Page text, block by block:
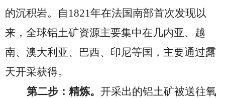
的沉积岩。自 1821年在法国南部首次发现以
来，全球铝土矿资源主要集中在几内亚、 越
南、 澳大利亚、巴西、 印尼等国，主要通过露
天开采获得。
第二步：精炼。 开采出的铝土矿被送往氧